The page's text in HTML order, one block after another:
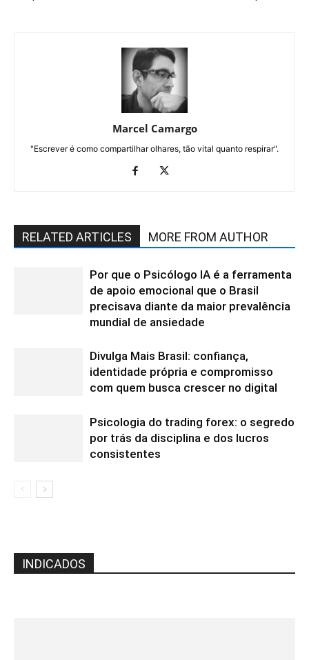
Marcel Camargo
"Escrever é como compartilhar olhares, tão vital quanto respirar".
RELATED ARTICLES MORE FROM AUTHOR
Por que o Psicólogo IA é a ferramenta
de apoio emocional que o Brasil
precisava diante da maior prevalência
mundial de ansiedade
Divulga Mais Brasil: confiança,
identidade própria e compromisso
com quem busca crescer no digital
Psicologia do trading forex: o segredo
por trás da disciplina e dos lucros
consistentes
INDICADOS